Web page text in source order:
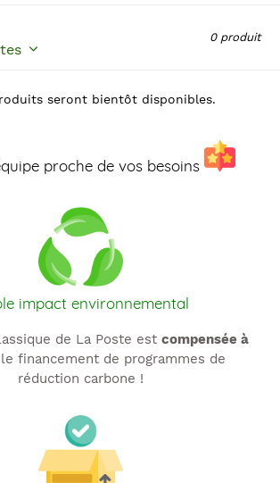
0 produit
seront bientôt disponibles.
proche de vos besoins
impact environnemental
de La Poste est compensée à
financement de programmes de
réduction carbone !